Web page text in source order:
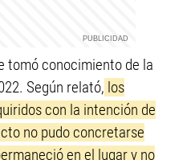
tomó conocimiento de la
Según relató, los
con la intención de
no pudo concretarse
en el lugar y no